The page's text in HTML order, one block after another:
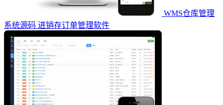
WMS仓库管理
系统源码 进销存订单管理软件